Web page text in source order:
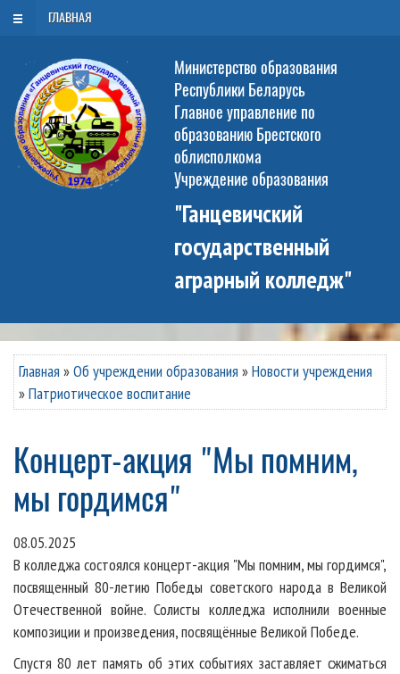
Воскресенье, 9 августа 2026
Министерство образования
Республики Беларусь
Главное управление по
образованию Брестского
облисполкома
Учреждение образования
"Ганцевичский
государственный
аграрный колледж"
ГЛАВНАЯ
Главная »Об учреждении образования »Новости учреждения
»Патриотическое воспитание
Концерт-акция "Мы помним,
мы гордимся"
08.05.2025
В колледжа состоялся концерт-акция "Мы помним, мы гордимся",
посвященный 80-летию Победы советского народа в Великой
Отечественной войне.Солисты колледжа исполнили военные
композиции и произведения, посвящённые Великой Победе.
Спустя 80 лет память об этих событиях заставляет сжиматься